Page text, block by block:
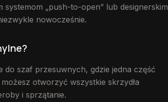
„push-to-open” lub designerskim
nowocześnie.
do szaf przesuwnych, gdzie jedna część
otworzyć wszystkie skrzydła
i sprzątanie.